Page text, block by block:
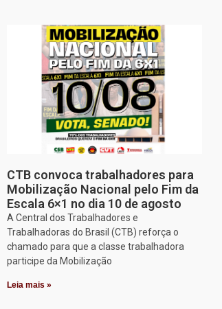
CTB convoca trabalhadores para
Mobilização Nacional pelo Fim da
Escala 6×1 no dia 10 de agosto
A Central dos Trabalhadores e
Trabalhadoras do Brasil (CTB) reforça o
chamado para que a classe trabalhadora
participe da Mobilização
Leia mais »